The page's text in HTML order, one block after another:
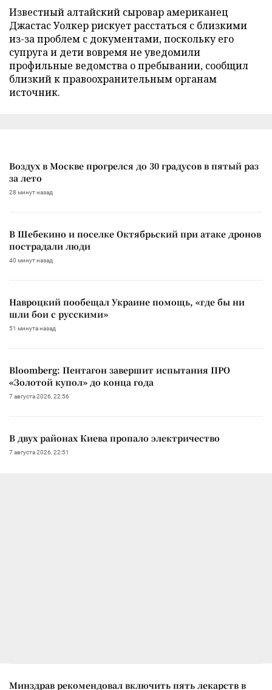
Известный алтайский сыровар американец
Джастас Уолкер рискует расстаться с близкими
из-за проблем с документами, поскольку его
супруга и дети вовремя не уведомили
профильные ведомства о пребывании, сообщил
близкий к правоохранительным органам
источник.
Воздух в Москве прогрелся до 30 градусов в пятый раз
за лето
28 минут назад
В Шебекино и поселке Октябрьский при атаке дронов
пострадали люди
40 минут назад
Навроцкий пообещал Украине помощь, «где бы ни
шли бои с русскими»
51 минута назад
Bloomberg: Пентагон завершит испытания ПРО
«Золотой купол» до конца года
7 августа 2026, 22:56
В двух районах Киева пропало электричество
7 августа 2026, 22:51
Минздрав рекомендовал включить пять лекарств в